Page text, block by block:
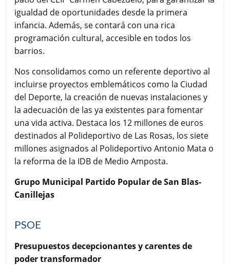
igualdad de oportunidades desde la primera
infancia. Además, se contará con una rica
programación cultural, accesible en todos los
barrios.
Nos consolidamos como un referente deportivo al
incluirse proyectos emblemáticos como la Ciudad
del Deporte, la creación de nuevas instalaciones y
la adecuación de las ya existentes para fomentar
una vida activa. Destaca los 12 millones de euros
destinados al Polideportivo de Las Rosas, los siete
millones asignados al Polideportivo Antonio Mata o
la reforma de la IDB de Medio Amposta.
Grupo Municipal Partido Popular de San Blas-
Canillejas
PSOE
Presupuestos decepcionantes y carentes de
poder transformador